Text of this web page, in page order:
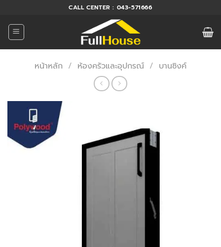
ยัง
เนื้อหา
CALL CENTER : 043-571666
หน้าหลัก / ห้องครัวและอุปกรณ์ / บานซิงค์